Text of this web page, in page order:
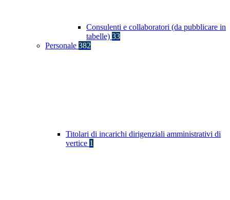
Consulenti e collaboratori (da pubblicare in
tabelle) 33
Personale 382
Titolari di incarichi dirigenziali amministrativi di
vertice 1